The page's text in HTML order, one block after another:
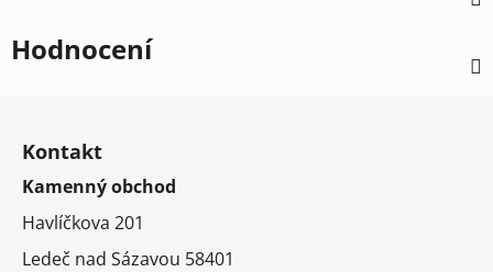
Hodnocení
Kontakt
Kamenný obchod
Havlíčkova 201
Ledeč nad Sázavou 58401